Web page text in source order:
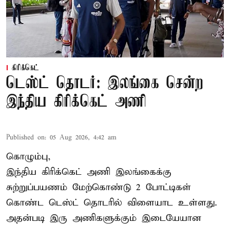
கிரிக்கெட்
டெஸ்ட் தொடர்: இலங்கை சென்ற
இந்திய கிரிக்கெட் அணி
Published on: 05 Aug 2026, 4:42 am
கொழும்பு,
இந்திய கிரிக்கெட் அணி இலங்கைக்கு
சுற்றுப்பயணம் மேற்கொண்டு 2 போட்டிகள்
கொண்ட டெஸ்ட் தொடரில் விளையாட உள்ளது.
அதன்படி இரு அணிகளுக்கும் இடையேயான